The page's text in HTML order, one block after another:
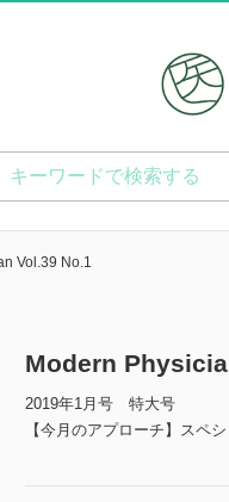
Vol.39 No.1
Modern
2019年1月号 特大号
【今月のアプローチ】スペ